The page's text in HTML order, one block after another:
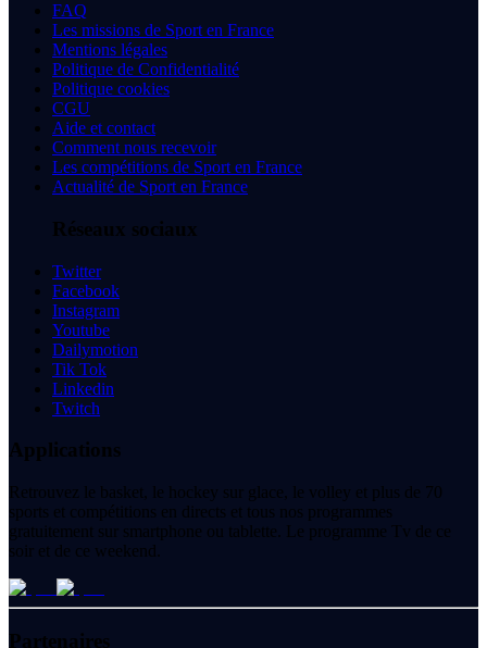
FAQ
Les missions de Sport en France
Mentions légales
Politique de Confidentialité
Politique cookies
CGU
Aide et contact
Comment nous recevoir
Les compétitions de Sport en France
Actualité de Sport en France
Réseaux sociaux
Twitter
Facebook
Instagram
Youtube
Dailymotion
Tik Tok
Linkedin
Twitch
Applications
Retrouvez le basket, le hockey sur glace, le volley et plus de 70
sports et compétitions en directs et tous nos programmes
gratuitement sur smartphone ou tablette. Le programme Tv de ce
soir et de ce weekend.
Partenaires